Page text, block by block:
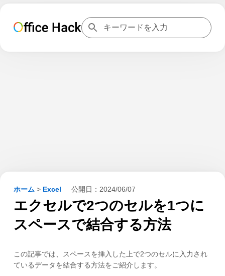
ホーム > Excel 公開日： 2024/06/07
エクセルで2つのセルを1つに
スペースで結合する方法
この記事では、スペースを挿入した上で2つのセルに入力され
ているデータを結合する方法をご紹介します。